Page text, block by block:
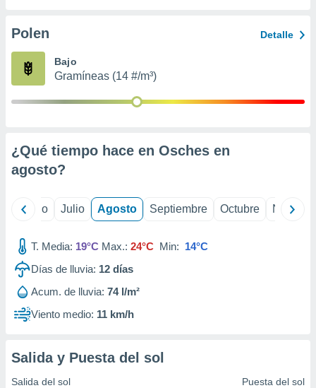
e
mediante
de
1199
Polen Detalle
Bajo
Gramíneas (14 #/m³)
¿Qué tiempo hace en Osches en
agosto?
Junio Julio Agosto Septiembre Octubre
T. Media: 19°C Max.: 24°C Min: 14°C
Días de lluvia: 12 días
Acum. de lluvia: 74 l/m²
Viento medio: 11 km/h
Salida y Puesta del sol
Salida del sol Puesta del sol